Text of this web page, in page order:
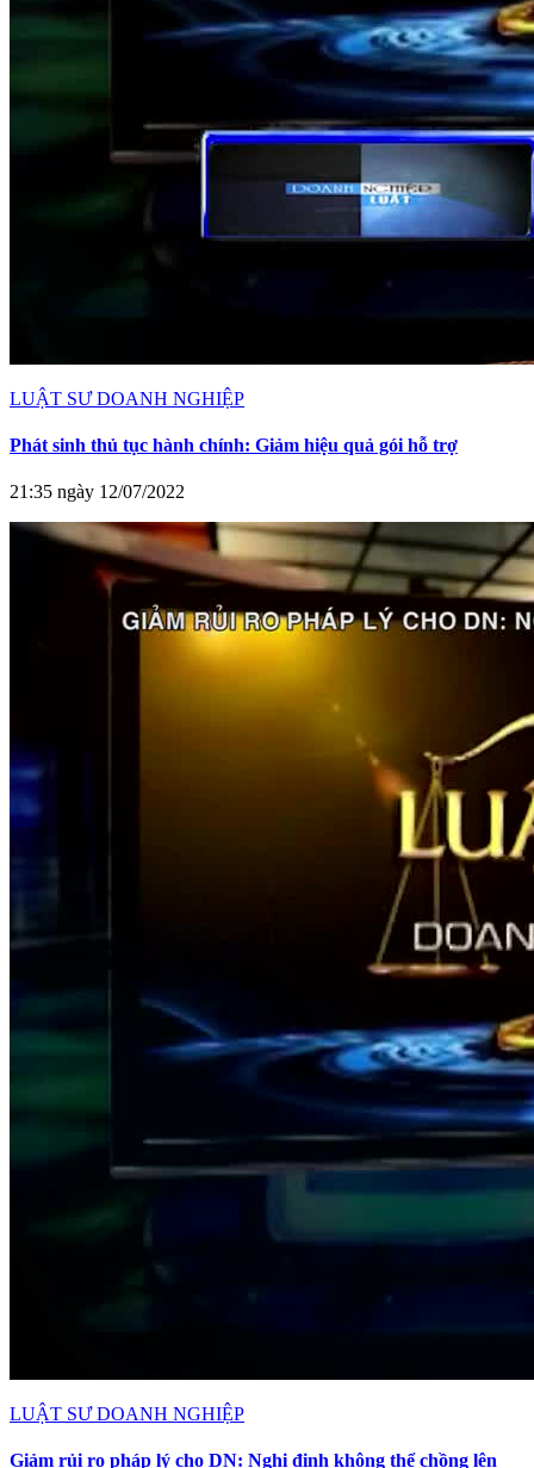
LUẬT SƯ DOANH NGHIỆP
Phát sinh thủ tục hành chính: Giảm hiệu quả gói hỗ trợ
21:35 ngày 12/07/2022
LUẬT SƯ DOANH NGHIỆP
Giảm rủi ro pháp lý cho DN: Nghị định không thể chồng lên